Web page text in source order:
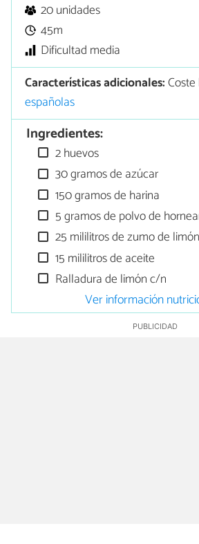
20 unidades
45m
Dificultad media
Características adicionales:
españolas
Ingredientes:
2 huevos
30 gramos de azúcar
150 gramos de harina
5 gramos de polvo de
25 mililitros de zumo de limón
15 mililitros de aceite
Ralladura de limón c/n
Ver información